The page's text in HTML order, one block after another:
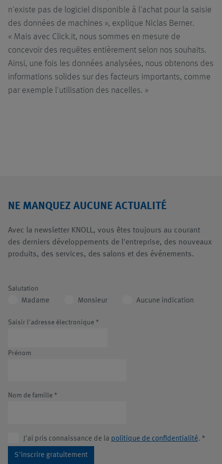
n'existe pas de logiciel disponible à l'achat pour la saisie
des données de machines », explique Niclas Berner.
« Mais avec Click.it, nous sommes en mesure de
concevoir des requêtes entièrement selon nos souhaits.
Ainsi, une fois les données analysées, nous obtenons des
informations solides sur des facteurs importants, comme
par exemple l'utilisation des nacelles. »
NE MANQUEZ AUCUNE ACTUALITÉ
Avec la newsletter KNOLL, vous êtes toujours au courant
des derniers développements de l'entreprise, des nouveaux
produits, des services, des salons et des événements.
Salutation
Madame Monsieur Aucune indication
Saisir l'adresse électronique *
Prénom
Nom de famille *
J'ai pris connaissance de la politique de confidentialité. *
S'inscrire gratuitement